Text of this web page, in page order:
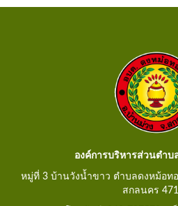
องค์การบริหารส่วนตำบ
หมู่ที่ 3 บ้านวังน้ำขาว ตำบลดงหม้อท
สกลนคร